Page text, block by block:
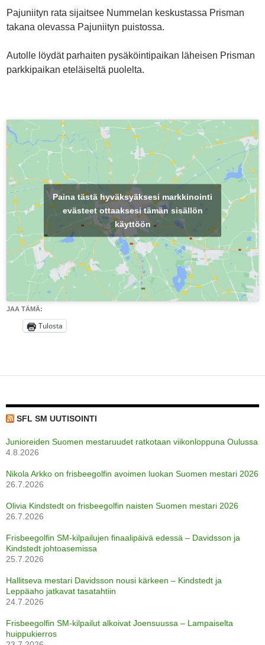
Pajuniityn rata sijaitsee Nummelan keskustassa Prisman
takana olevassa Pajuniityn puistossa.
Autolle löydät parhaiten pysäköintipaikan läheisen Prisman
parkkipaikan eteläiseltä puolelta.
Paina tästä hyväksyäksesi markkinointi
evästeet ottaaksesi tämän sisällön
käyttöön
JAA TÄMÄ:
Tulosta
SFL SM UUTISOINTI
Junioreiden Suomen mestaruudet ratkotaan viikonloppuna Oulussa
4.8.2026
Nikola Arkko on frisbeegolfin avoimen luokan Suomen mestari 2026
26.7.2026
Olivia Kindstedt on frisbeegolfin naisten Suomen mestari 2026
26.7.2026
Frisbeegolfin SM-kilpailujen finaalipäivä edessä – Davidsson ja
Kindstedt johtoasemissa
25.7.2026
Hallitseva mestari Davidsson nousi kärkeen – Kindstedt ja
Leppäaho jatkavat tasatahtiin
24.7.2026
Frisbeegolfin SM-kilpailut alkoivat Joensuussa – Lampaiselta
huippukierros